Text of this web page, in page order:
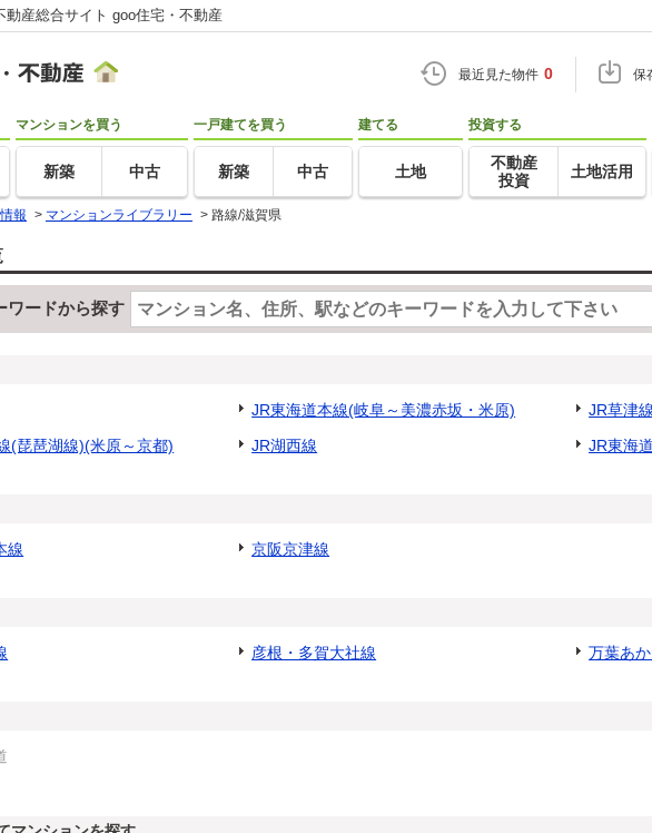
動産総合サイト goo住宅・不動産
最近見た物件 0 保
マンションを買う
新築 中古
一戸建てを買う
新築 中古
建てる
土地
投資する
不動産
投資
土地活用
報 > マンションライブラリー > 路線/滋賀県
ワードから探す
JR東海道本線(岐阜～美濃赤坂・米原)
JR草津
(琵琶湖線)(米原～京都)
JR湖西線 JR東海
線 京阪京津線
彦根・多賀大社線 万葉あ